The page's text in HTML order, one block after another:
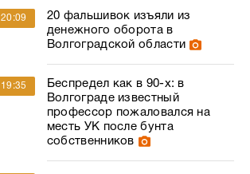
20:09
20 фальшивок изъяли из
денежного оборота в
Волгоградской области
19:35
Беспредел как в 90-х: в
Волгограде известный
профессор пожаловался на
месть УК после бунта
собственников